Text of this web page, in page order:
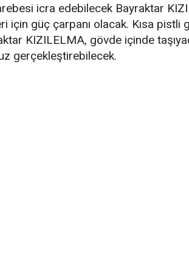
icra edebilecek Bayraktar
için güç çarpanı olacak. Kısa pistli
KIZILELMA, gövde içinde
gerçekleştirebilecek.